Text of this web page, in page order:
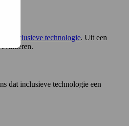
inclusieve technologie. Uit een
dat inclusieve technologie een